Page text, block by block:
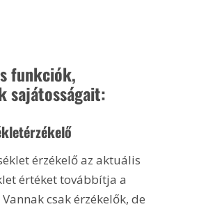
funkciók,
sajátosságait:
értéket továbbítja a
csak érzékelők, de